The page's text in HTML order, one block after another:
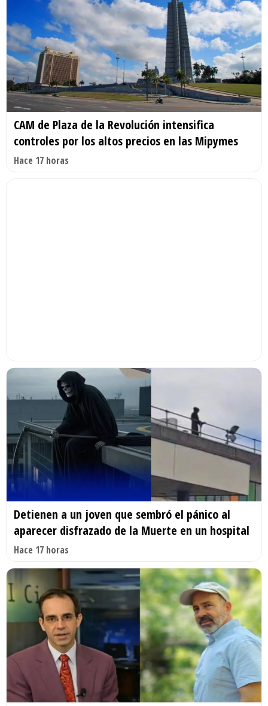
CAM de Plaza de la Revolución intensifica
controles por los altos precios en las Mipymes
Hace 17 horas
Detienen a un joven que sembró el pánico al
aparecer disfrazado de la Muerte en un hospital
Hace 17 horas